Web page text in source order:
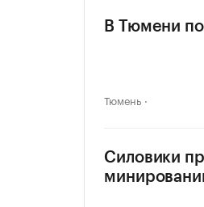
В Тюмени
Тюмень
Силовики